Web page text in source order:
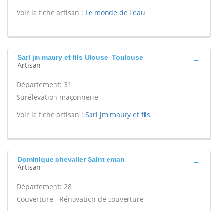
Voir la fiche artisan : Le monde de l'eau
Sarl jm maury et fils Ulouse, Toulouse
Artisan
Département: 31
Surélévation maçonnerie -
Voir la fiche artisan : Sarl jm maury et fils
Dominique chevalier Saint eman
Artisan
Département: 28
Couverture - Rénovation de couverture -